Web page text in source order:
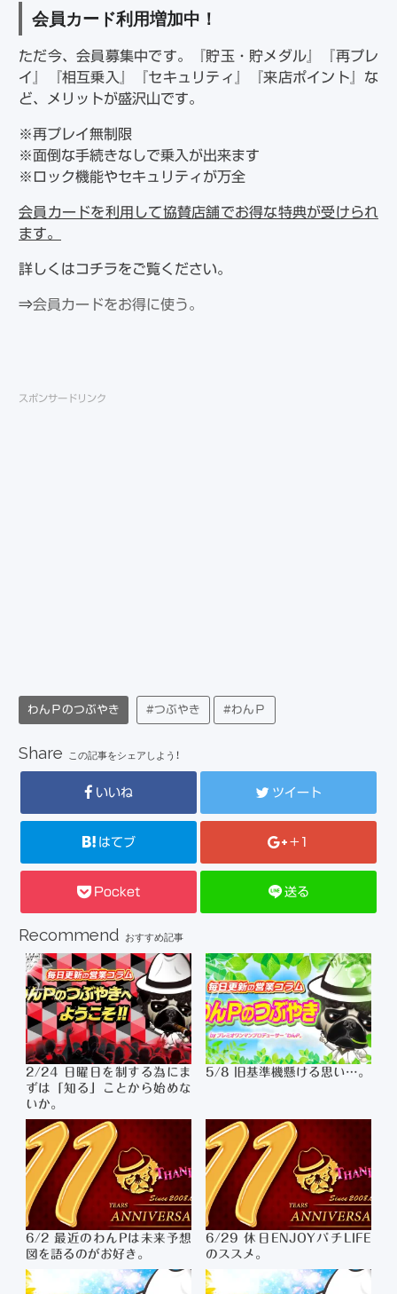
会員カード利用増加中！
ただ今、会員募集中です。『貯玉・貯メダル』『再プレ
イ』『相互乗入』『セキュリティ』『来店ポイント』な
ど、メリットが盛沢山です。
※再プレイ無制限
※面倒な手続きなしで乗入が出来ます
※ロック機能やセキュリティが万全
会員カードを利用して協賛店舗でお得な特典が受けられ
ます。
詳しくはコチラをご覧ください。
⇒会員カードをお得に使う。
スポンサードリンク
わんＰのつぶやき #つぶやき #わんＰ
Share この記事をシェアしよう！
いいね ツイート
はてブ +1
Pocket 送る
Recommend おすすめ記事
2/24 日曜日を制する為にま
ずは「知る」ことから始めな
いか。
5/8 旧基準機懸ける思い…。
6/2 最近のわんPは未来予想
図を語るのがお好き。
6/29 休日ENJOYパチLIFE
のススメ。